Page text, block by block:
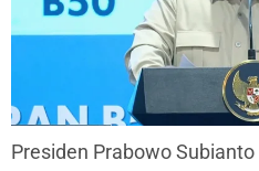
Presiden Prabowo